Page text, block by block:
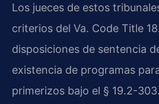
Los jueces de estos
criterios del Va. Code Title
disposiciones de sentencia
existencia de programas
primerizos bajo el § 19.2-